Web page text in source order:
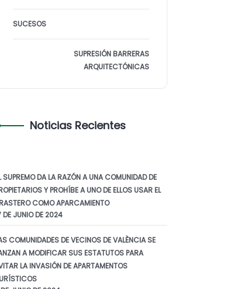
SUCESOS
SUPRESIÓN BARRERAS
ARQUITECTÓNICAS
Noticias Recientes
SUPREMO DA LA RAZÓN A UNA COMUNIDAD DE
Y PROHÍBE A UNO DE ELLOS USAR EL
COMO APARCAMIENTO
DE JUNIO DE 2024
COMUNIDADES DE VECINOS DE VALÈNCIA SE
A MODIFICAR SUS ESTATUTOS PARA
LA INVASIÓN DE APARTAMENTOS